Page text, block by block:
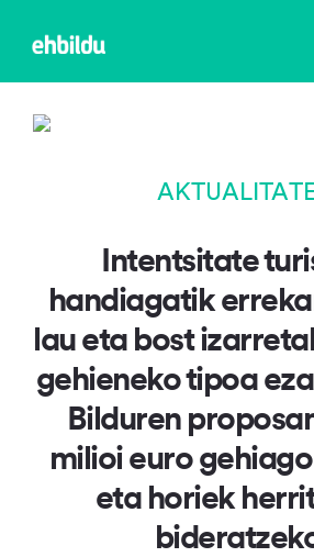
Intentsitate
handiagatik
lau eta bost
gehieneko tipoa
Bilduren
milioi euro
eta horiek